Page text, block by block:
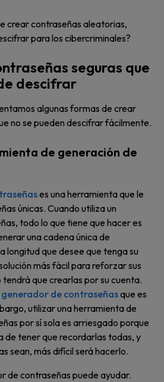
crear contraseñas aleatorias,
para los cibercriminales?
seguras que
descifrar
algunas formas de crear
no se pueden descifrar fácilmente.
de generación de
es una herramienta que le
únicas. Cuando utiliza un
todo lo que tiene que hacer es
una cadena única de
longitud que desee que tenga su
más fácil para reforzar sus
que crearlas por su cuenta.
generador de contraseñasque es
utilizar una herramienta de
por sí sola es arriesgado porque
de tener que recordarlas todas, y
sean, más difícil será hacerlo.
de contraseñas puede ayudar.